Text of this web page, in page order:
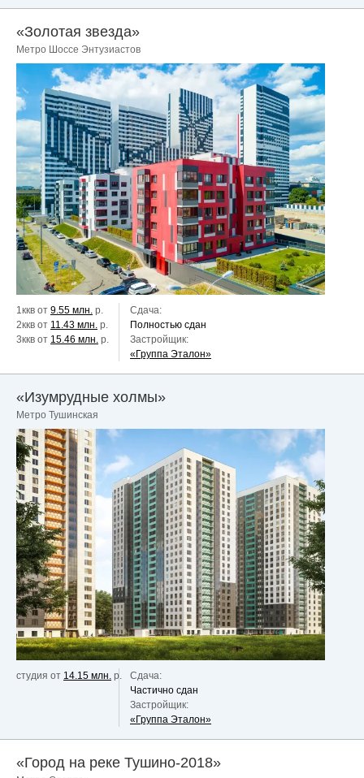
«Золотая звезда»
Метро Шоссе Энтузиастов
1ккв от 9.55 млн. р.
2ккв от 11.43 млн. р.
3ккв от 15.46 млн. р.
Сдача:
Полностью сдан
Застройщик:
«Группа Эталон»
«Изумрудные холмы»
Метро Тушинская
студия от 14.15 млн. р.
Сдача:
Частично сдан
Застройщик:
«Группа Эталон»
«Город на реке Тушино-2018»